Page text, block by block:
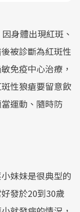
身體出現紅斑、
被診斷為紅斑性
免疫中心治療，
性狼瘡要留意飲
運動、隨時防
妹妹是很典型的
發於20到30歲